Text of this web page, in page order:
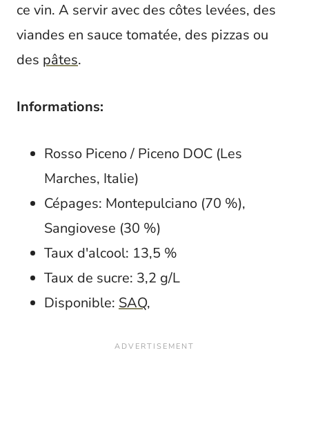
ce vin. A servir avec des côtes levées, des
viandes en sauce tomatée, des pizzas ou
des pâtes.
Informations:
Rosso Piceno / Piceno DOC (Les
Marches, Italie)
Cépages: Montepulciano (70 %),
Sangiovese (30 %)
Taux d'alcool: 13,5 %
Taux de sucre: 3,2 g/L
Disponible: SAQ,